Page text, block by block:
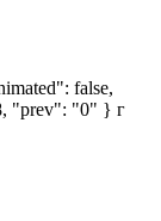
false,
"prev": "0" } г